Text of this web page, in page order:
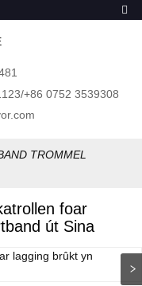
+86 0752 3539308
TROMMEL
foar
út Sina